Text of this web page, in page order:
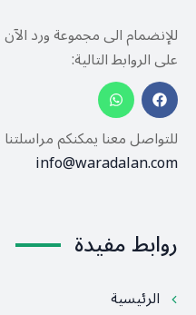
للإنضمام الى مجموعة ورد
على الروابط التالية:
للتواصل معنا يمكنكم
info@waradalan.com
روابط مفيدة
الرئيسية